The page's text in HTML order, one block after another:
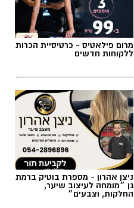
מרום פילאטיס - כרטיסיית הכרות
ללקוחות חדשים
ניצן אהרון - מספרת בוטיק ברמת
גן ״מומחה לעיצוב שיער,
החלקות, וצבעים״